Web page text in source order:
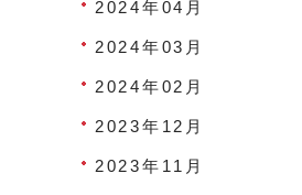
2024年04月
2024年03月
2024年02月
2023年12月
2023年11月